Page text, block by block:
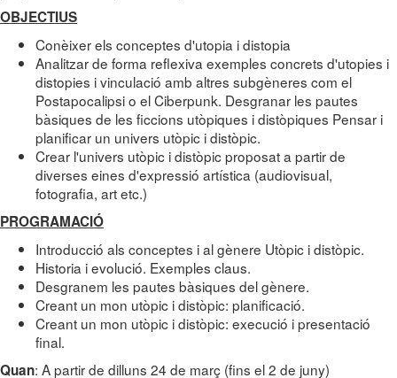
OBJECTIUS
Conèixer els conceptes d'utopia i distopia
Analitzar de forma reflexiva exemples concrets d'utopies i
distopies i vinculació amb altres subgèneres com el
Postapocalipsi o el Ciberpunk. Desgranar les pautes
bàsiques de les ficcions utòpiques i distòpiques Pensar i
planificar un univers utòpic i distòpic.
Crear l'univers utòpic i distòpic proposat a partir de
diverses eines d'expressió artística (audiovisual,
fotografia, art etc.)
PROGRAMACIÓ
Introducció als conceptes i al gènere Utòpic i distòpic.
Historia i evolució. Exemples claus.
Desgranem les pautes bàsiques del gènere.
Creant un mon utòpic i distòpic: planificació.
Creant un mon utòpic i distòpic: execució i presentació
final.
Quan: A partir de dilluns 24 de març (fins el 2 de juny)